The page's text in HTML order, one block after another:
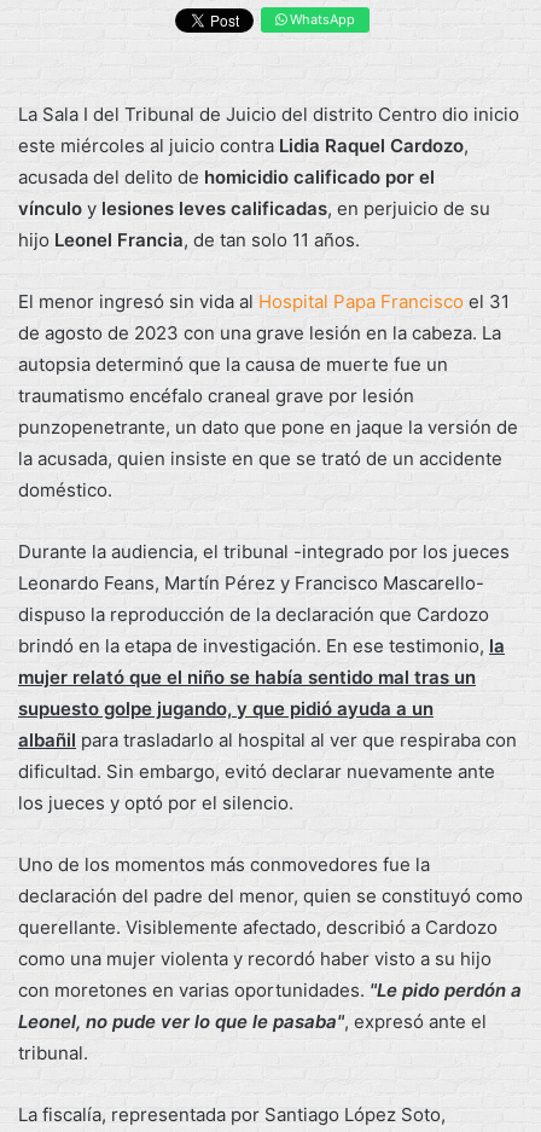
WhatsApp
La Sala I del Tribunal de Juicio del distrito Centro dio inicio
este miércoles al juicio contra Lidia Raquel Cardozo,
acusada del delito de homicidio calificado por el
vínculo y lesiones leves calificadas, en perjuicio de su
hijo Leonel Francia, de tan solo 11 años.
El menor ingresó sin vida al Hospital Papa Francisco el 31
de agosto de 2023 con una grave lesión en la cabeza. La
autopsia determinó que la causa de muerte fue un
traumatismo encéfalo craneal grave por lesión
punzopenetrante, un dato que pone en jaque la versión de
la acusada, quien insiste en que se trató de un accidente
doméstico.
Durante la audiencia, el tribunal -integrado por los jueces
Leonardo Feans, Martín Pérez y Francisco Mascarello-
dispuso la reproducción de la declaración que Cardozo
brindó en la etapa de investigación. En ese testimonio, la
mujer relató que el niño se había sentido mal tras un
supuesto golpe jugando, y que pidió ayuda a un
albañil para trasladarlo al hospital al ver que respiraba con
dificultad. Sin embargo, evitó declarar nuevamente ante
los jueces y optó por el silencio.
Uno de los momentos más conmovedores fue la
declaración del padre del menor, quien se constituyó como
querellante. Visiblemente afectado, describió a Cardozo
como una mujer violenta y recordó haber visto a su hijo
con moretones en varias oportunidades. "Le pido perdón a
Leonel, no pude ver lo que le pasaba", expresó ante el
tribunal.
La fiscalía, representada por Santiago López Soto,